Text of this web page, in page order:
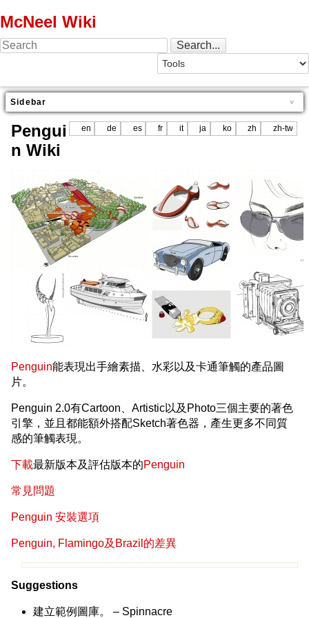
McNeel Wiki
Sidebar
en de es fr it ja ko zh zh-tw
Pengui
n Wiki
Penguin能表現出手繪素描、水彩以及卡通筆觸的產品圖
片。
Penguin 2.0有Cartoon、Artistic以及Photo三個主要的著色
引擎，並且都能額外搭配Sketch著色器，產生更多不同質
感的筆觸表現。
下載最新版本及評估版本的Penguin
常見問題
Penguin 安裝選項
Penguin, Flamingo及Brazil的差異
Suggestions
建立範例圖庫。 – Spinnacre